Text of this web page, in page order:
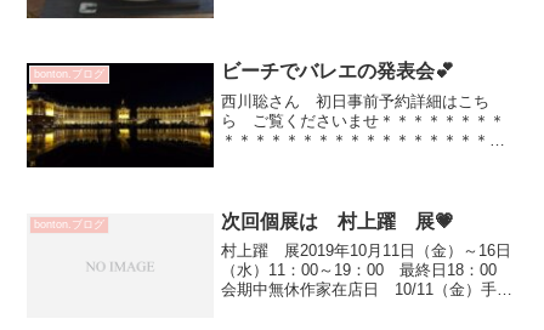
うつわを組み合させていた...
bonton.ブログ ビーチでバレエの発表会💕
西川聡さん 初日事前予約詳細はこち
ら ご覧くださいませ＊＊＊＊＊＊＊＊
＊＊＊＊＊＊＊＊＊＊＊＊＊＊＊＊＊＊
て今年も会場を借りての発表...
bonton.ブログ 次回個展は 村上躍 展💗
村上躍 展2019年10月11日（金）～16日
（水）11：00～19：00 最終日18：00
会期中無休作家在店日 10/11（金）手び